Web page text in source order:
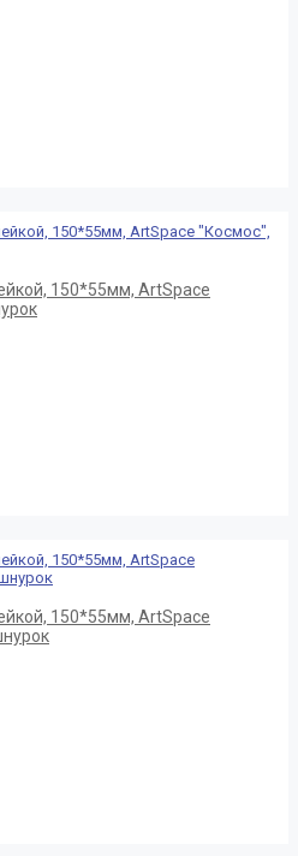
150*55мм, ArtSpace
150*55мм, ArtSpace